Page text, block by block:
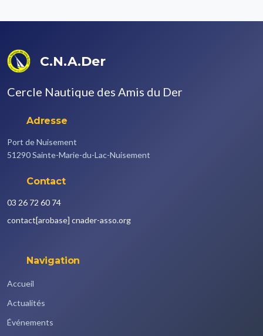
C.N.A.Der
Cercle Nautique des Amis du Der
Adresse
Port de Nuisement
51290 Sainte-Marie-du-Lac-Nuisement
Contact
03 26 72 60 74
contact[arobase] cnader-asso.org
Navigation
Accueil
Actualités
Événements